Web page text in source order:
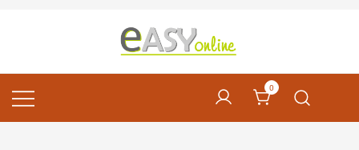
EASY online
Pomelli per Mobili e Artigianato Orientale
0